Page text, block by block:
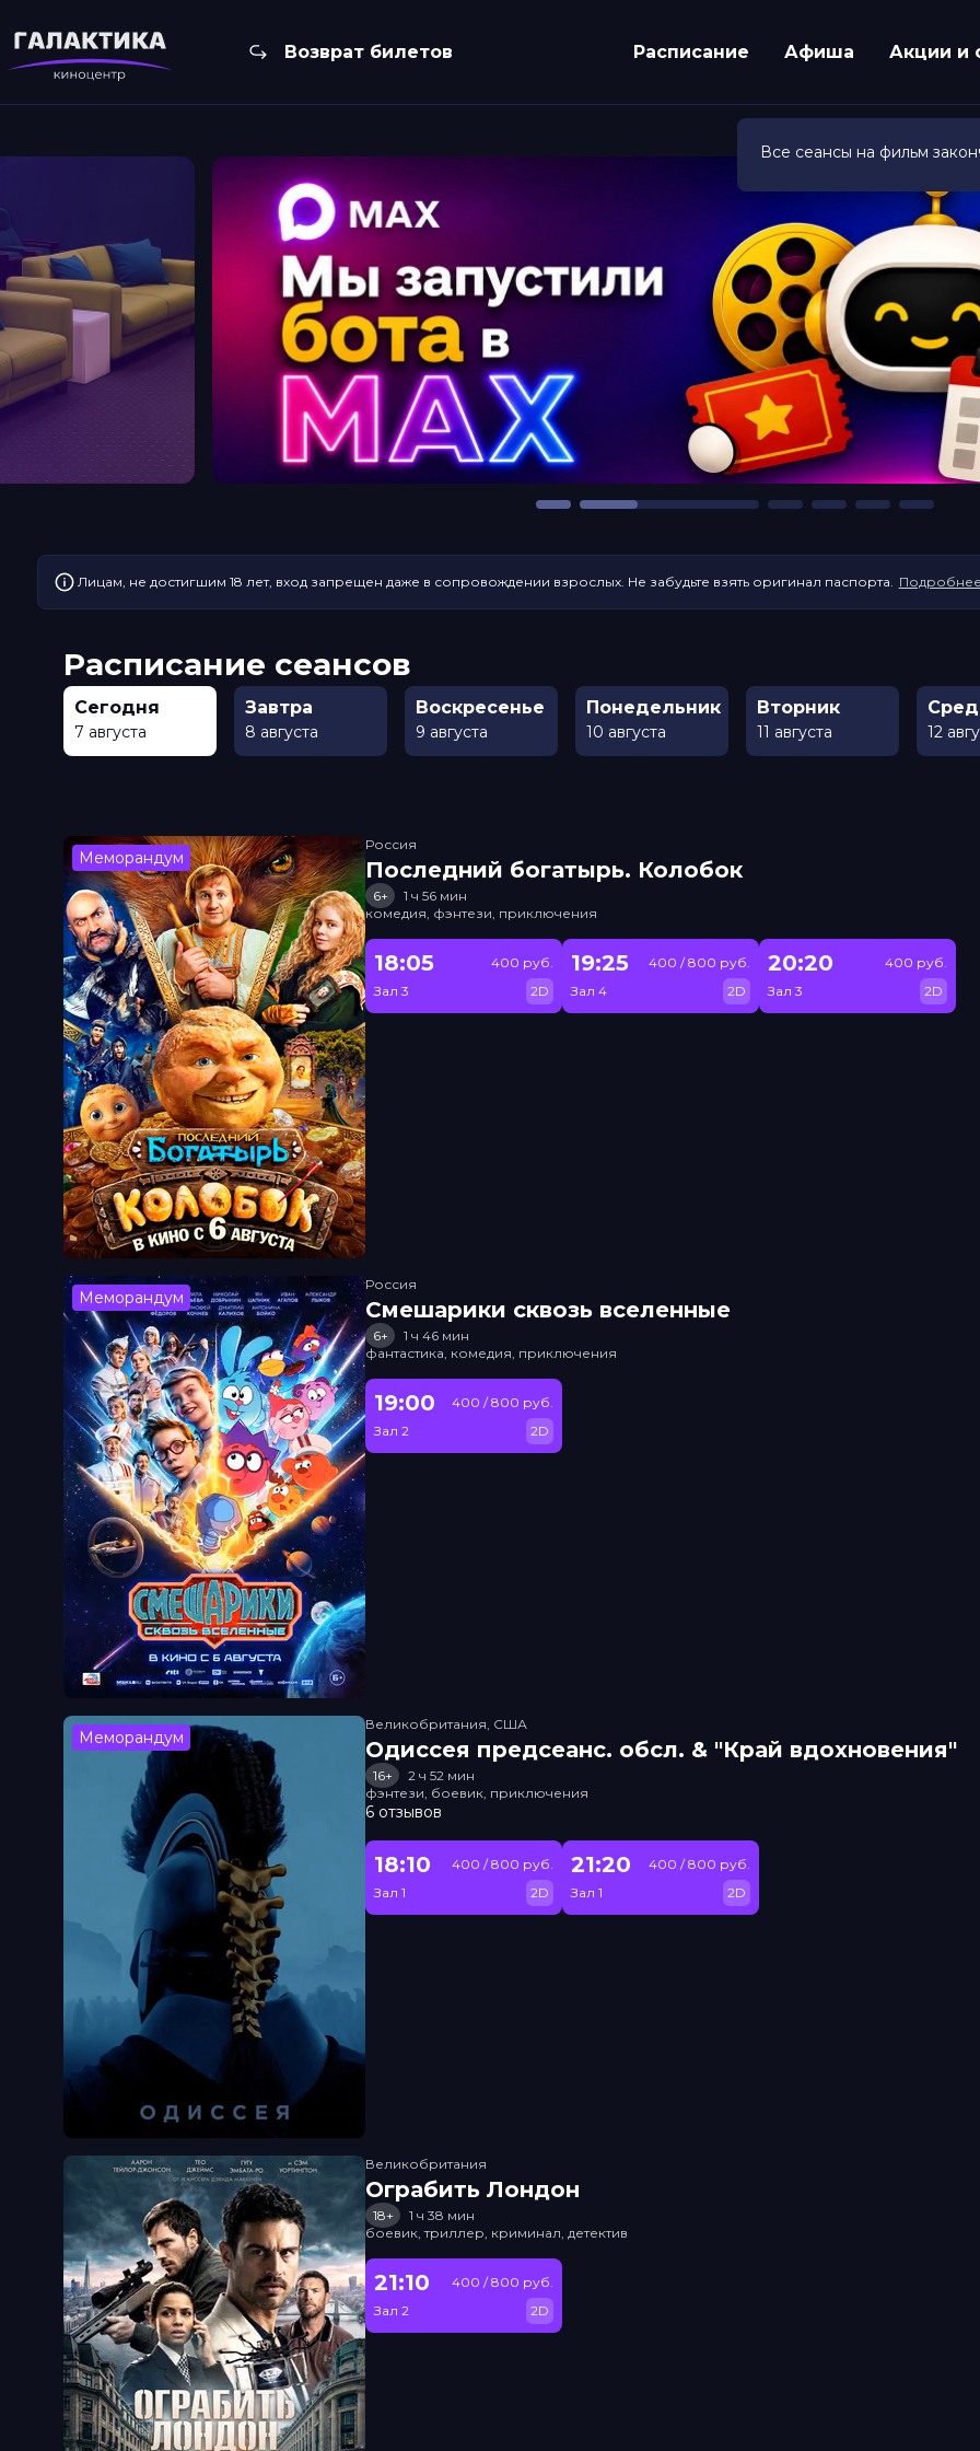
Возврат билетов Расписание Афиша Акции и
Лицам, не достигшим 18 лет, вход запрещен даже в сопровождении взрослых. Не забудьте взять оригинал паспорта. Подробнее
Расписание сеансов
Сегодня
7 августа
Завтра
8 августа
Воскресенье
9 августа
Понедельник
10 августа
Вторник
11 августа 12
Меморандум
Россия
Последний богатырь. Колобок
6+
1 ч 56 мин
комедия, фэнтези, приключения
18:05
Зал 3
400 руб.
2D
19:25
Зал 4
400 / 800 руб.
2D
20:20
Зал 3
400 руб.
2D
Меморандум
Россия
Смешарики сквозь вселенные
6+
1 ч 46 мин
фантастика, комедия, приключения
19:00
Зал 2
400 / 800 руб.
2D
Меморандум
Великобритания, США
Одиссея прeдсeанc. обсл. & "Край вдохновения"
16+
2 ч 52 мин
фэнтези, боевик, приключения
6 отзывов
18:10
Зал 1
400 / 800 руб.
2D
21:20
Зал 1
400 / 800 руб.
2D
Великобритания
Ограбить Лондон
18+
1 ч 38 мин
боевик, триллер, криминал, детектив
21:10
Зал 2
400 / 800 руб.
2D
Все сеансы на фильм